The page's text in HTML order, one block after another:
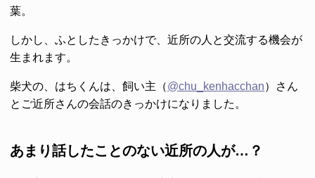
葉。
しかし、ふとしたきっかけで、近所の人と交流する機会が
生まれます。
柴犬の、はちくんは、飼い主（@chu_kenhacchan）さん
とご近所さんの会話のきっかけになりました。
あまり話したことのない近所の人が…？